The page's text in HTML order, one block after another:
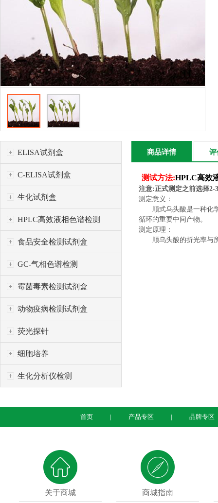
ELISA试剂盒
C-ELISA试剂盒
生化试剂盒
HPLC高效液相色谱检测
食品安全检测试剂盒
GC-气相色谱检测
霉菌毒素检测试剂盒
动物疫病检测试剂盒
荧光探针
细胞培养
生化分析仪检测
商品详情 评
测试方法:HPLC高效
注意:正式测定之前选择2-3
测定意义：
顺式乌头酸是一种化
循环的重要中间产物。
测定原理：
顺乌头酸的折光率与所
首页 产品专区 品牌专区
关于商城 商城指南